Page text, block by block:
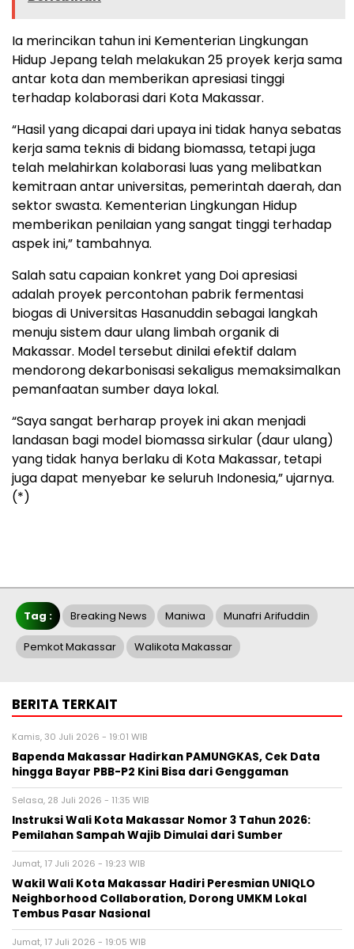
Ia merincikan tahun ini Kementerian Lingkungan
Hidup Jepang telah melakukan 25 proyek kerja sama
antar kota dan memberikan apresiasi tinggi
terhadap kolaborasi dari Kota Makassar.
“Hasil yang dicapai dari upaya ini tidak hanya sebatas
kerja sama teknis di bidang biomassa, tetapi juga
telah melahirkan kolaborasi luas yang melibatkan
kemitraan antar universitas, pemerintah daerah, dan
sektor swasta. Kementerian Lingkungan Hidup
memberikan penilaian yang sangat tinggi terhadap
aspek ini,” tambahnya.
Salah satu capaian konkret yang Doi apresiasi
adalah proyek percontohan pabrik fermentasi
biogas di Universitas Hasanuddin sebagai langkah
menuju sistem daur ulang limbah organik di
Makassar. Model tersebut dinilai efektif dalam
mendorong dekarbonisasi sekaligus memaksimalkan
pemanfaatan sumber daya lokal.
“Saya sangat berharap proyek ini akan menjadi
landasan bagi model biomassa sirkular (daur ulang)
yang tidak hanya berlaku di Kota Makassar, tetapi
juga dapat menyebar ke seluruh Indonesia,” ujarnya.
(*)
Tag : Breaking News Maniwa Munafri Arifuddin
Pemkot Makassar Walikota Makassar
BERITA TERKAIT
Kamis, 30 Juli 2026 - 19:01 WIB
Bapenda Makassar Hadirkan PAMUNGKAS, Cek Data
hingga Bayar PBB-P2 Kini Bisa dari Genggaman
Selasa, 28 Juli 2026 - 11:35 WIB
Instruksi Wali Kota Makassar Nomor 3 Tahun 2026:
Pemilahan Sampah Wajib Dimulai dari Sumber
Jumat, 17 Juli 2026 - 19:23 WIB
Wakil Wali Kota Makassar Hadiri Peresmian UNIQLO
Neighborhood Collaboration, Dorong UMKM Lokal
Tembus Pasar Nasional
Jumat, 17 Juli 2026 - 19:05 WIB